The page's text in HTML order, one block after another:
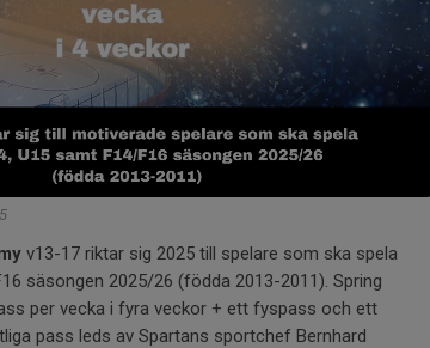
v13-17 riktar sig 2025 till spelare som ska spela
säsongen 2025/26 (födda 2013-2011). Spring
per vecka i fyra veckor + ett fyspass och ett
pass leds av Spartans sportchef Bernhard